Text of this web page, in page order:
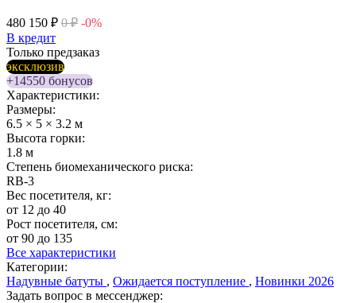
480 150 ₽ 0 ₽ -0%
В кредит
Только предзаказ
эксклюзив
+14550 бонусов
Характеристики:
Размеры:
6.5 × 5 × 3.2 м
Высота горки:
1.8 м
Степень биомеханического риска:
RB-3
Вес посетителя, кг:
от 12 до 40
Рост посетителя, см:
от 90 до 135
Все характеристики
Категории:
Надувные батуты , Ожидается поступление , Новинки 2026
Задать вопрос в мессенджер: